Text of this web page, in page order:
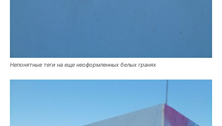
Непонятные теги на еще неоформленных белых гранях